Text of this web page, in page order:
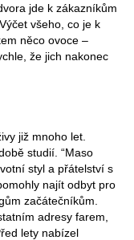
jde k zákazníkům
všeho, co je k
něco ovoce –
že jich nakonec
již mnoho let.
studií. “Maso
styl a přátelství s
najít odbyt pro
začátečníkům.
adresy farem,
lety nabízel